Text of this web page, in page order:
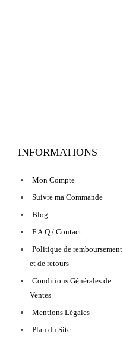
INFORMATIONS
Mon Compte
Suivre ma Commande
Blog
F.A.Q / Contact
Politique de remboursement
et de retours
Conditions Générales de
Ventes
Mentions Légales
Plan du Site